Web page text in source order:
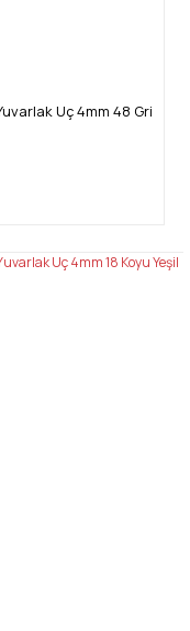
Uç 4mm 48 Gri